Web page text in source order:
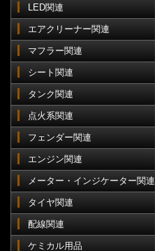
LED関連
エアクリーナー関連
マフラー関連
シート関連
タンク関連
点火系関連
フェンダー関連
エンジン関連
メーター・インジケーター関連
タイヤ関連
配線関連
ケミカル用品